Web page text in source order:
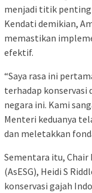
menjadi titik penting
Kendati demikian,
memastikan
efektif.
“Saya rasa ini
terhadap
negara ini. Kami
Menteri keduanya
dan meletakkan
Sementara itu, Chair
(AsESG), Heidi S
konservasi gajah